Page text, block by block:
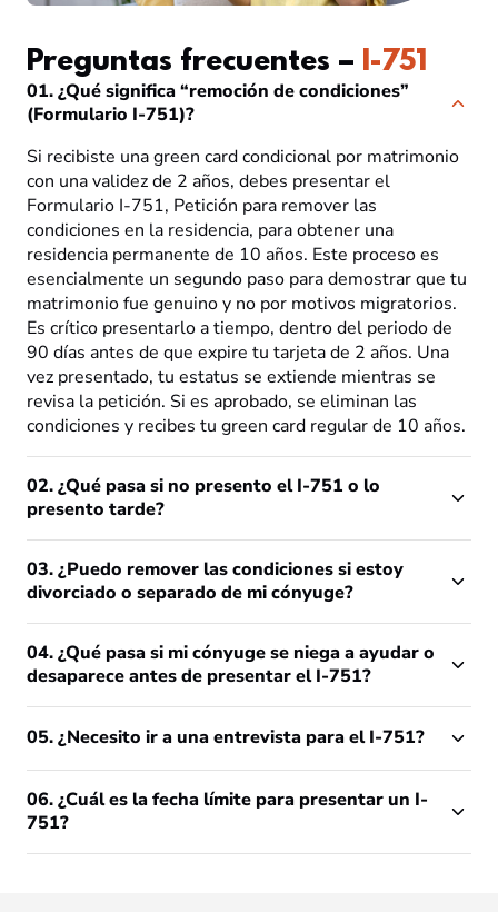
Preguntas frecuentes – I-751
01. ¿Qué significa “remoción de condiciones”
(Formulario I-751)?
Si recibiste una green card condicional por matrimonio
con una validez de 2 años, debes presentar el
Formulario I-751, Petición para remover las
condiciones en la residencia, para obtener una
residencia permanente de 10 años. Este proceso es
esencialmente un segundo paso para demostrar que tu
matrimonio fue genuino y no por motivos migratorios.
Es crítico presentarlo a tiempo, dentro del periodo de
90 días antes de que expire tu tarjeta de 2 años. Una
vez presentado, tu estatus se extiende mientras se
revisa la petición. Si es aprobado, se eliminan las
condiciones y recibes tu green card regular de 10 años.
02. ¿Qué pasa si no presento el I-751 o lo
presento tarde?
03. ¿Puedo remover las condiciones si estoy
divorciado o separado de mi cónyuge?
04. ¿Qué pasa si mi cónyuge se niega a ayudar o
desaparece antes de presentar el I-751?
05. ¿Necesito ir a una entrevista para el I-751?
06. ¿Cuál es la fecha límite para presentar un I-
751?